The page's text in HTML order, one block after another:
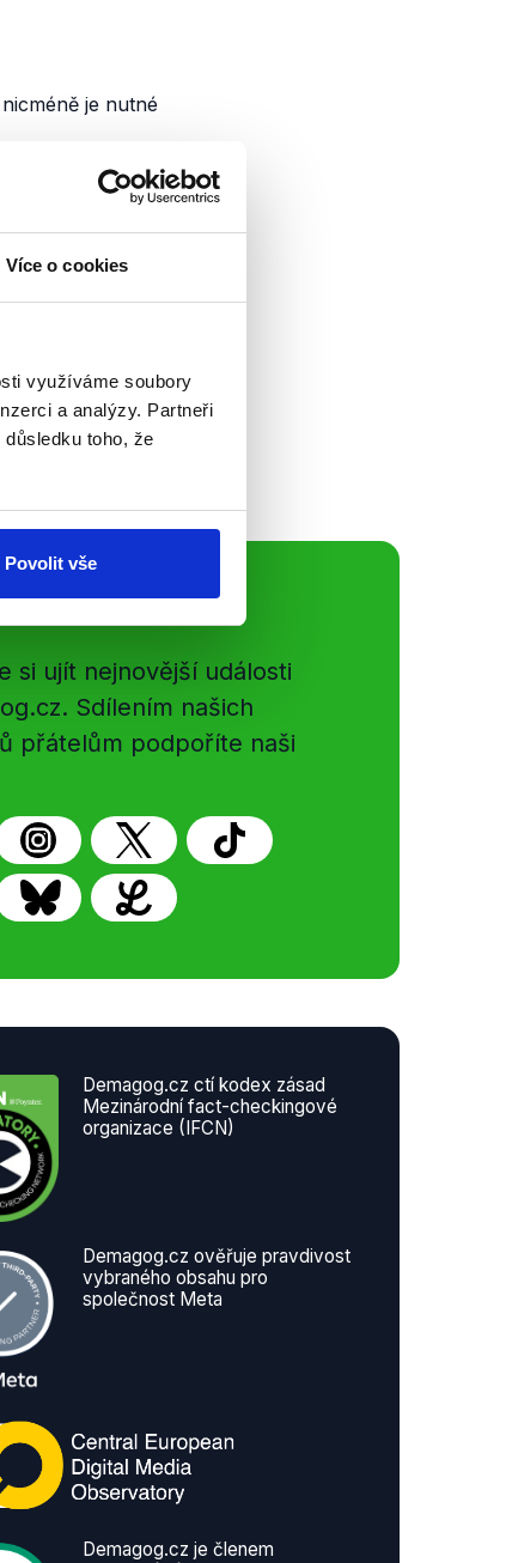
Více o cookies
využíváme soubory
a analýzy. Partneři
toho, že
Povolit vše
je nutné
zákona. V
sítě
si ujít nejnovější události
Sdílením našich
přátelům podpoříte naši
Demagog.cz ctí kodex zásad
Mezinárodní fact-checkingové
organizace (IFCN)
Demagog.cz ověřuje pravdivost
vybraného obsahu pro
společnost Meta
Demagog.cz je členem